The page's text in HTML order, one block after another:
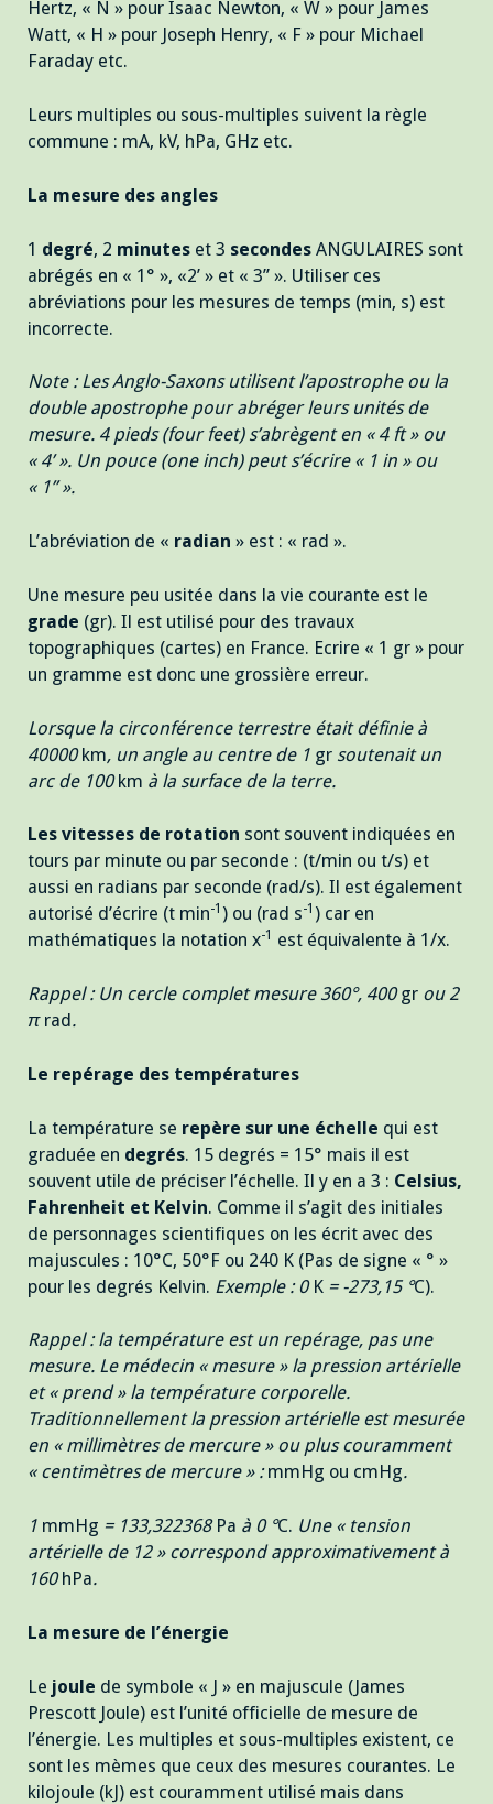
Hertz, « N » pour Isaac Newton, « W » pour James
Watt, « H » pour Joseph Henry, « F » pour Michael
Faraday etc.
Leurs multiples ou sous-multiples suivent la règle
commune : mA, kV, hPa, GHz etc.
La mesure des angles
1 degré, 2 minutes et 3 secondes ANGULAIRES sont
abrégés en « 1° », «2’ » et « 3’’ ». Utiliser ces
abréviations pour les mesures de temps (min, s) est
incorrecte.
Note : Les Anglo-Saxons utilisent l’apostrophe ou la
double apostrophe pour abréger leurs unités de
mesure. 4 pieds (four feet) s’abrègent en « 4 ft » ou
« 4’ ». Un pouce (one inch) peut s’écrire « 1 in » ou
« 1’’ ».
L’abréviation de « radian » est : « rad ».
Une mesure peu usitée dans la vie courante est le
grade (gr). Il est utilisé pour des travaux
topographiques (cartes) en France. Ecrire « 1 gr » pour
un gramme est donc une grossière erreur.
Lorsque la circonférence terrestre était définie à
40000km, un angle au centre de 1 gr soutenait un
arc de 100km à la surface de la terre.
Les vitesses de rotation sont souvent indiquées en
tours par minute ou par seconde : (t/min ou t/s) et
aussi en radians par seconde (rad/s). Il est également
autorisé d’écrire (t min-1 ) ou (rad s-1 ) car en
mathématiques la notation x-1 est équivalente à 1/x.
Rappel : Un cercle complet mesure 360°, 400gr ou 2
π rad.
Le repérage des températures
La température se repère sur une échelle qui est
graduée en degrés. 15 degrés = 15° mais il est
souvent utile de préciser l’échelle. Il y en a 3 : Celsius,
Fahrenheit et Kelvin. Comme il s’agit des initiales
de personnages scientifiques on les écrit avec des
majuscules : 10°C, 50°F ou 240 K (Pas de signe « ° »
pour les degrés Kelvin. Exemple : 0K = -273,15 °C).
Rappel : la température est un repérage, pas une
mesure. Le médecin « mesure » la pression artérielle
et « prend » la température corporelle.
Traditionnellement la pression artérielle est mesurée
en « millimètres de mercure » ou plus couramment
« centimètres de mercure » :mmHg ou cmHg.
1 mmHg = 133,322368 Pa à 0 °C. Une « tension
artérielle de 12 » correspond approximativement à
160hPa.
La mesure de l’énergie
Le joule de symbole « J » en majuscule (James
Prescott Joule) est l’unité officielle de mesure de
l’énergie. Les multiples et sous-multiples existent, ce
sont les mèmes que ceux des mesures courantes. Le
kilojoule (kJ) est couramment utilisé mais dans